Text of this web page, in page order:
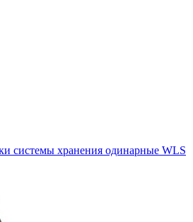
системы хранения одинарные WLS